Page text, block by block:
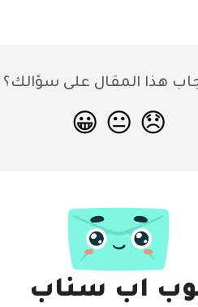
هذا المقال على سؤالك؟
😞
😐
😀
اب سناب